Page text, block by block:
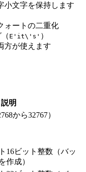
小文字を保持します
ートの二重化
E'it\'s' ）
方が使えます
説明
から32767）
16ビット整数（バッ
作成）